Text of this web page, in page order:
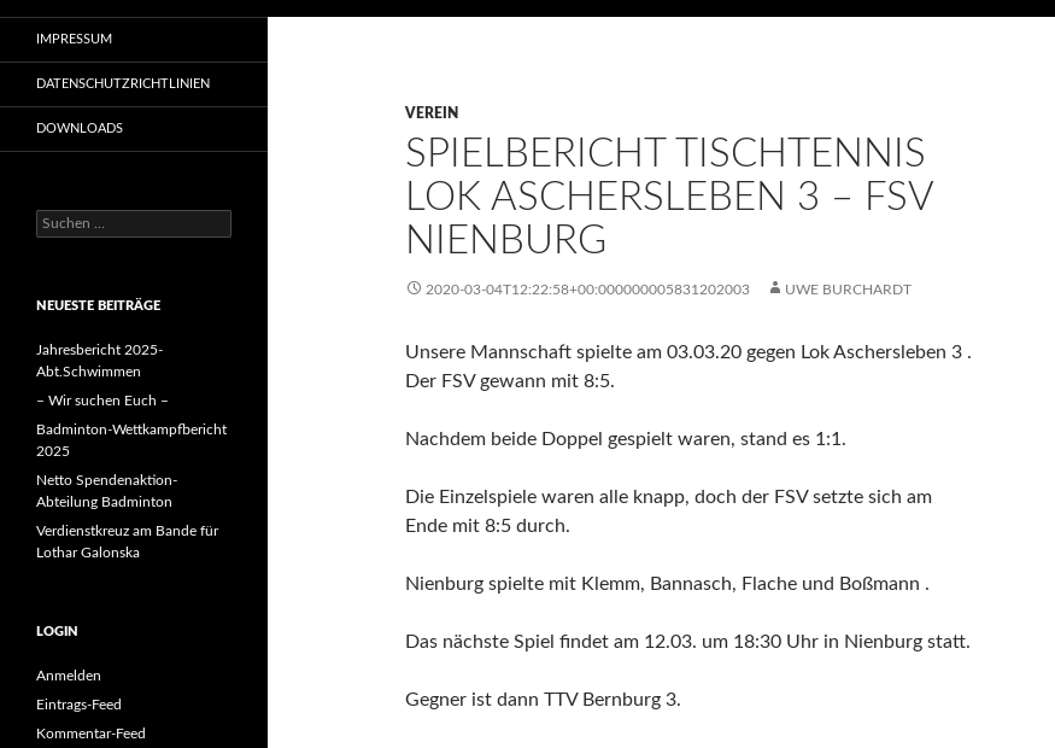
VEREIN
SPIELBERICHT TISCHTENNIS
LOK ASCHERSLEBEN 3 – FSV
NIENBURG
2020-03-04T12:22:58+00:000000005831202003 UWE BURCHARDT
Unsere Mannschaft spielte am 03.03.20 gegen Lok Aschersleben 3 .
Der FSV gewann mit 8:5.
Nachdem beide Doppel gespielt waren, stand es 1:1.
Die Einzelspiele waren alle knapp, doch der FSV setzte sich am
Ende mit 8:5 durch.
Nienburg spielte mit Klemm, Bannasch, Flache und Boßmann .
Das nächste Spiel findet am 12.03. um 18:30 Uhr in Nienburg statt.
Gegner ist dann TTV Bernburg 3.
IMPRESSUM
DATENSCHUTZRICHTLINIEN
DOWNLOADS
Suchen
nach:
NEUESTE BEITRÄGE
Jahresbericht 2025-
Abt.Schwimmen
– Wir suchen Euch –
Badminton-Wettkampfbericht
2025
Netto Spendenaktion-
Abteilung Badminton
Verdienstkreuz am Bande für
Lothar Galonska
LOGIN
Anmelden
Eintrags-Feed
Kommentar-Feed